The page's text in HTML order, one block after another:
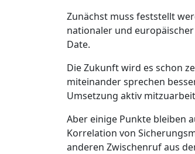
Zunächst muss feststellt
nationaler und
Date.
Die Zukunft wird es schon
miteinander sprechen
Umsetzung aktiv
Aber einige Punkte bleiben
Korrelation von
anderen Zwischenruf aus